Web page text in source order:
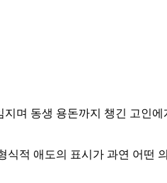
며 동생 용돈까지 챙긴 고인
적 애도의 표시가 과연 어떤